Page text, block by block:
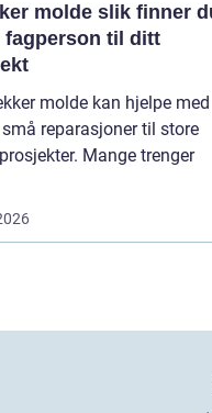
slik finner du
til ditt
molde kan hjelpe med
reparasjoner til store
Mange trenger